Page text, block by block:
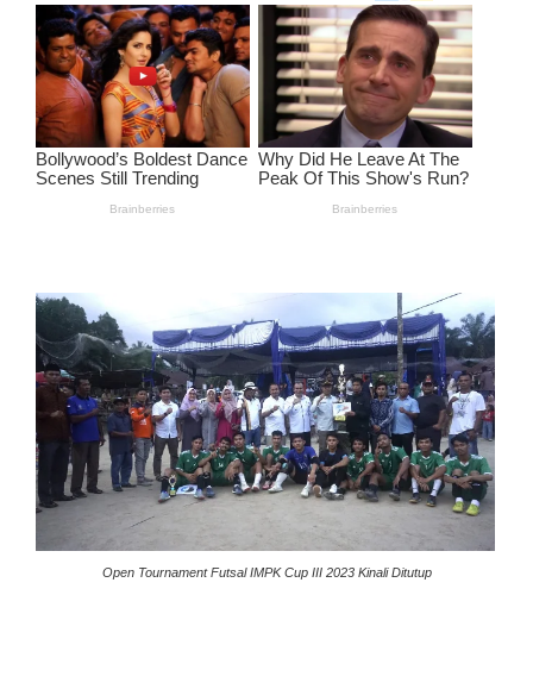
Open Tournament Futsal IMPK Cup III 2023 Kinali Ditutup